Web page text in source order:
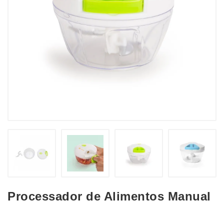
Processador de Alimentos Manual